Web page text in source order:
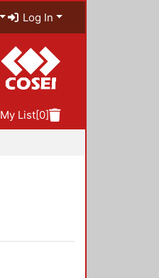
Log In
My List[0]